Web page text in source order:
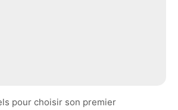
pour choisir son premier